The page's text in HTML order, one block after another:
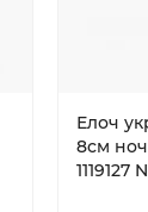
Елоч
8см
1119127